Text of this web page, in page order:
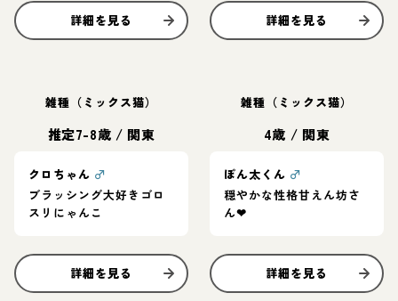
詳細を見る 詳細を見る
雑種（ミックス猫）
推定7-8歳 / 関東
クロちゃん ♂
ブラッシング大好きゴロ
スリにゃんこ
詳細を見る
雑種（ミックス猫）
4歳 / 関東
ぽん太くん ♂
穏やかな性格甘えん坊さ
ん❤︎
詳細を見る